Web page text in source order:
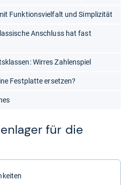
für die
Funktionsvielfalt und Simplizität
Anschluss hat fast
Wirres Zahlenspiel
Festplatte ersetzen?